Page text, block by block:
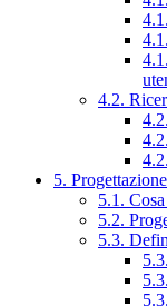
4.2.
5.
5.1.
5.2.
5.3.